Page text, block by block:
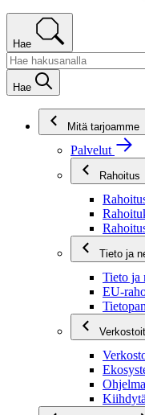
Hae
Hae
Mitä tarjoamme
Palvelut
Rahoitus
Tieto ja
Tieto ja
EU-